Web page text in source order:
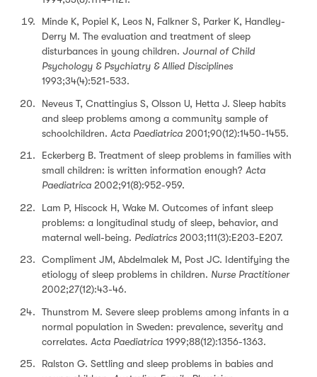
Minde K, Popiel K, Leos N, Falkner S, Parker K, Handley-
Derry M. The evaluation and treatment of sleep
disturbances in young children. Journal of Child
Psychology & Psychiatry & Allied Disciplines
1993;34(4):521-533.
Neveus T, Cnattingius S, Olsson U, Hetta J. Sleep habits
and sleep problems among a community sample of
schoolchildren. Acta Paediatrica 2001;90(12):1450-1455.
Eckerberg B. Treatment of sleep problems in families with
small children: is written information enough? Acta
Paediatrica 2002;91(8):952-959.
Lam P, Hiscock H, Wake M. Outcomes of infant sleep
problems: a longitudinal study of sleep, behavior, and
maternal well-being. Pediatrics 2003;111(3):E203-E207.
Compliment JM, Abdelmalek M, Post JC. Identifying the
etiology of sleep problems in children. Nurse Practitioner
2002;27(12):43-46.
Thunstrom M. Severe sleep problems among infants in a
normal population in Sweden: prevalence, severity and
correlates. Acta Paediatrica 1999;88(12):1356-1363.
Ralston G. Settling and sleep problems in babies and